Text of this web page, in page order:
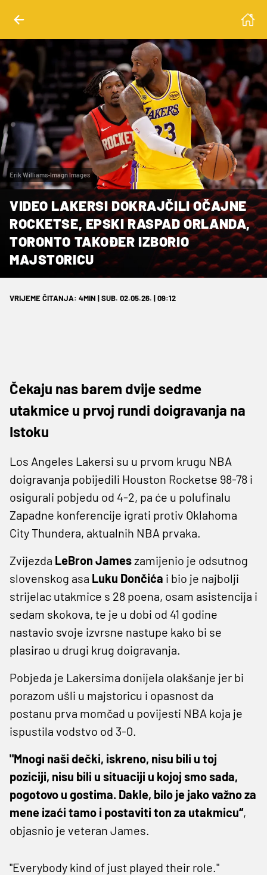
Erik Williams-Imagn Images
VIDEO LAKERSI DOKRAJČILI OČAJNE
ROCKETSE, EPSKI RASPAD ORLANDA,
TORONTO TAKOĐER IZBORIO
MAJSTORICU
VRIJEME ČITANJA: 4MIN | SUB. 02.05.26. | 09:12
Čekaju nas barem dvije sedme
utakmice u prvoj rundi doigravanja na
Istoku
Los Angeles Lakersi su u prvom krugu NBA
doigravanja pobijedili Houston Rocketse 98-78 i
osigurali pobjedu od 4-2, pa će u polufinalu
Zapadne konferencije igrati protiv Oklahoma
City Thundera, aktualnih NBA prvaka.
Zvijezda LeBron Jameszamijenio je odsutnog
slovenskog asa Luku Dončića i bio je najbolji
strijelac utakmice s 28 poena, osam asistencija i
sedam skokova, te je u dobi od 41 godine
nastavio svoje izvrsne nastupe kako bi se
plasirao u drugi krug doigravanja.
Pobjeda je Lakersima donijela olakšanje jer bi
porazom ušli u majstoricu i opasnost da
postanu prva momčad u povijesti NBA koja je
ispustila vodstvo od 3-0.
"Mnogi naši dečki, iskreno, nisu bili u toj
poziciji, nisu bili u situaciji u kojoj smo sada,
pogotovo u gostima. Dakle, bilo je jako važno za
mene izaći tamo i postaviti ton za utakmicu“,
objasnio je veteran James.
"Everybody kind of just played their role."